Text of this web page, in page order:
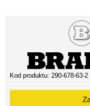
Kod produktu: 290-678-63-2